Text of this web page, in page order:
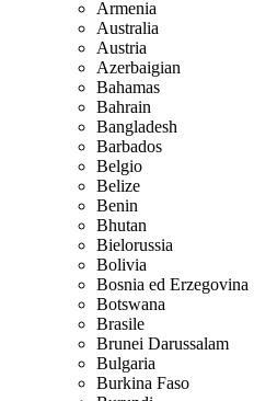
Armenia
Australia
Austria
Azerbaigian
Bahamas
Bahrain
Bangladesh
Barbados
Belgio
Belize
Benin
Bhutan
Bielorussia
Bolivia
Bosnia ed Erzegovina
Botswana
Brasile
Brunei Darussalam
Bulgaria
Burkina Faso